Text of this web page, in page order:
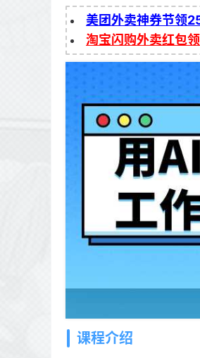
美团外卖神券节领
淘宝闪购外卖红包
课程介绍